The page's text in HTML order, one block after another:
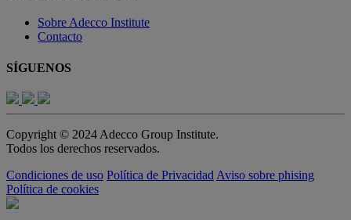
Sobre Adecco Institute
Contacto
SÍGUENOS
Copyright © 2024 Adecco Group Institute.
Todos los derechos reservados.
Condiciones de uso Política de Privacidad Aviso sobre phising
Política de cookies